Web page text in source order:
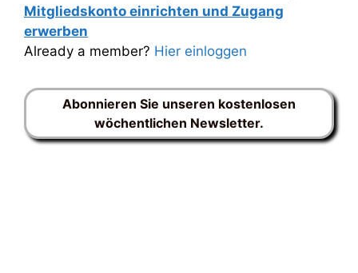
Mitgliedskonto einrichten und Zugang
erwerben
Already a member? Hier einloggen
Abonnieren Sie unseren kostenlosen
wöchentlichen Newsletter.